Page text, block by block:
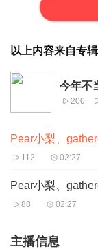
以上内容来自专辑
今年不
200
112 02:27
88 02:27
主播信息